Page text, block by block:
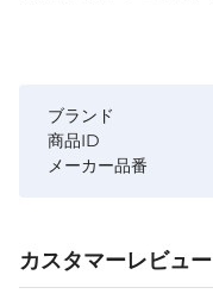
ブランド
商品ID
メーカー品番
カスタマーレビュー